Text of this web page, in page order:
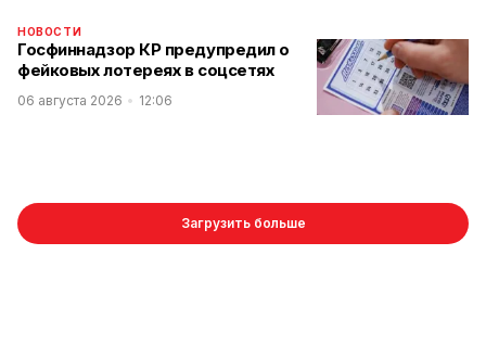
НОВОСТИ
Госфиннадзор КР предупредил о
фейковых лотереях в соцсетях
06 августа 2026 12:06
Загрузить больше